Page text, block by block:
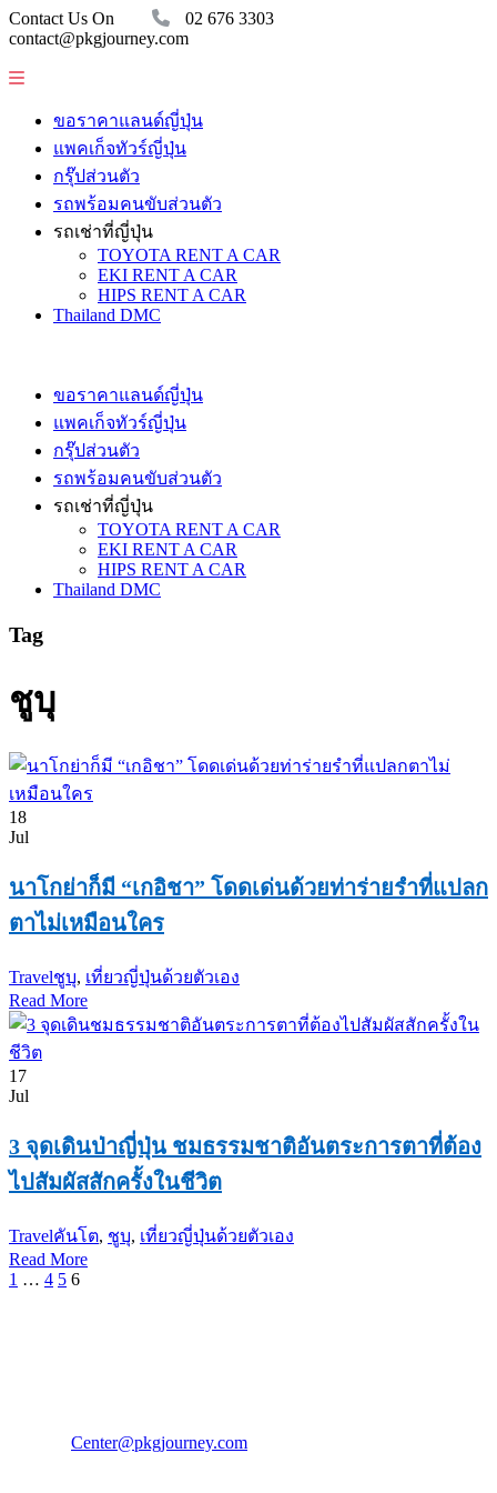
Contact Us On
02 676 3303
contact@pkgjourney.com
ขอราคาแลนด์ญี่ปุ่น
แพคเก็จทัวร์ญี่ปุ่น
กรุ๊ปส่วนตัว
รถพร้อมคนขับส่วนตัว
รถเช่าที่ญี่ปุ่น
TOYOTA RENT A CAR
EKI RENT A CAR
HIPS RENT A CAR
Thailand DMC
ขอราคาแลนด์ญี่ปุ่น
แพคเก็จทัวร์ญี่ปุ่น
กรุ๊ปส่วนตัว
รถพร้อมคนขับส่วนตัว
รถเช่าที่ญี่ปุ่น
TOYOTA RENT A CAR
EKI RENT A CAR
HIPS RENT A CAR
Thailand DMC
Tag
ชูบุ
18
Jul
นาโกย่าก็มี “เกอิชา” โดดเด่นด้วยท่าร่ายรำที่แปลก
ตาไม่เหมือนใคร
Travelชูบุ, เที่ยวญี่ปุ่นด้วยตัวเอง
Read More
17
Jul
3 จุดเดินป่าญี่ปุ่น ชมธรรมชาติอันตระการตาที่ต้อง
ไปสัมผัสสักครั้งในชีวิต
Travelคันโต, ชูบุ, เที่ยวญี่ปุ่นด้วยตัวเอง
Read More
1 … 4 5 6
Center@pkgjourney.com